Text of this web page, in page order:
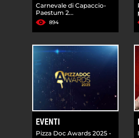
Carnevale di Capaccio-
Paestum 2...
894
EVENTI
Pizza Doc Awards 2025 -